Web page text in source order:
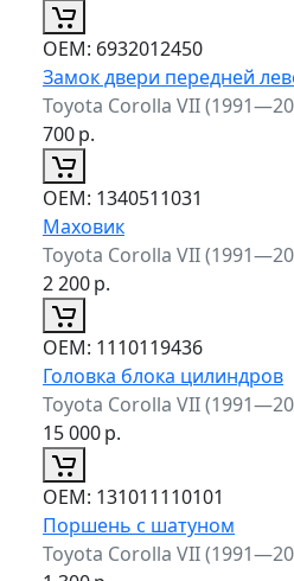
ОЕМ: 6932012450
Замок двери передней
Toyota Corolla VII
700р.
ОЕМ: 1340511031
Маховик
Toyota Corolla VII
2 200р.
ОЕМ: 1110119436
Головка блока цилиндров
Toyota Corolla VII
15 000р.
ОЕМ: 131011110101
Поршень с шатуном
Toyota Corolla VII